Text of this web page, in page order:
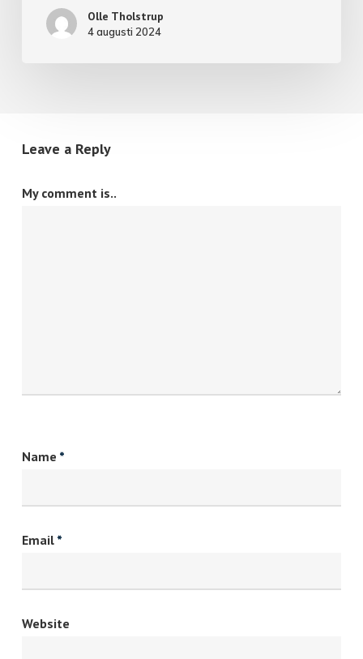
Olle Tholstrup
4 augusti 2024
Leave a Reply
My comment is..
Name *
Email *
Website